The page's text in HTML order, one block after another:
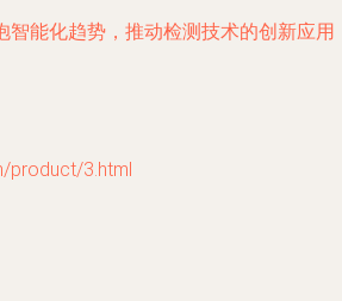
能化趋势，推动检测技术的创新应
product/3.html